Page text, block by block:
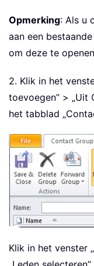
Opmerking: Als u
aan een
om deze te
2. Klik in het
toevoegen” > „Uit
het tabblad
Klik in het venster